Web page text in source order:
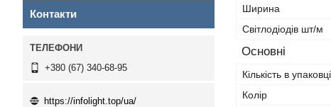
Ширина
Світлодіодів шт/м
Основні
Кількість в упаковці
Колір
Контакти
+380 (67) 340-68-95
https://infolight.top/ua/